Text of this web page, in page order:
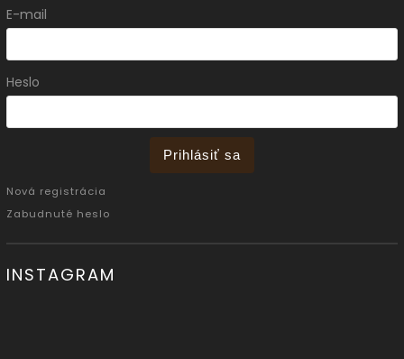
E-mail
Heslo
Prihlásiť sa
Nová registrácia
Zabudnuté heslo
INSTAGRAM